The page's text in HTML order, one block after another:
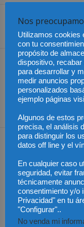
Share
Artículo anterior
México – Consejo
Consultivo de
Género
Artículos
Chile – Equidad en el
mundo laboral
Nos
Utilizamos cookies
con tu
propósito de
dispositivo,
para desarrollar y
medir anuncios
personalizados
ejemplo páginas
Algunos de estos
precisa, el análisis
para distinguir los
datos off line y el
En cualquier caso
seguridad, evitar
técnicamente
consentimiento y/o
Privacidad" en tu
"Configurar"..
No venda mi